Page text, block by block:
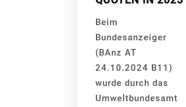
Beim
Bundesanzeiger
(BAnz AT
24.10.2024 B11)
wurde durch das
Umweltbundesamt